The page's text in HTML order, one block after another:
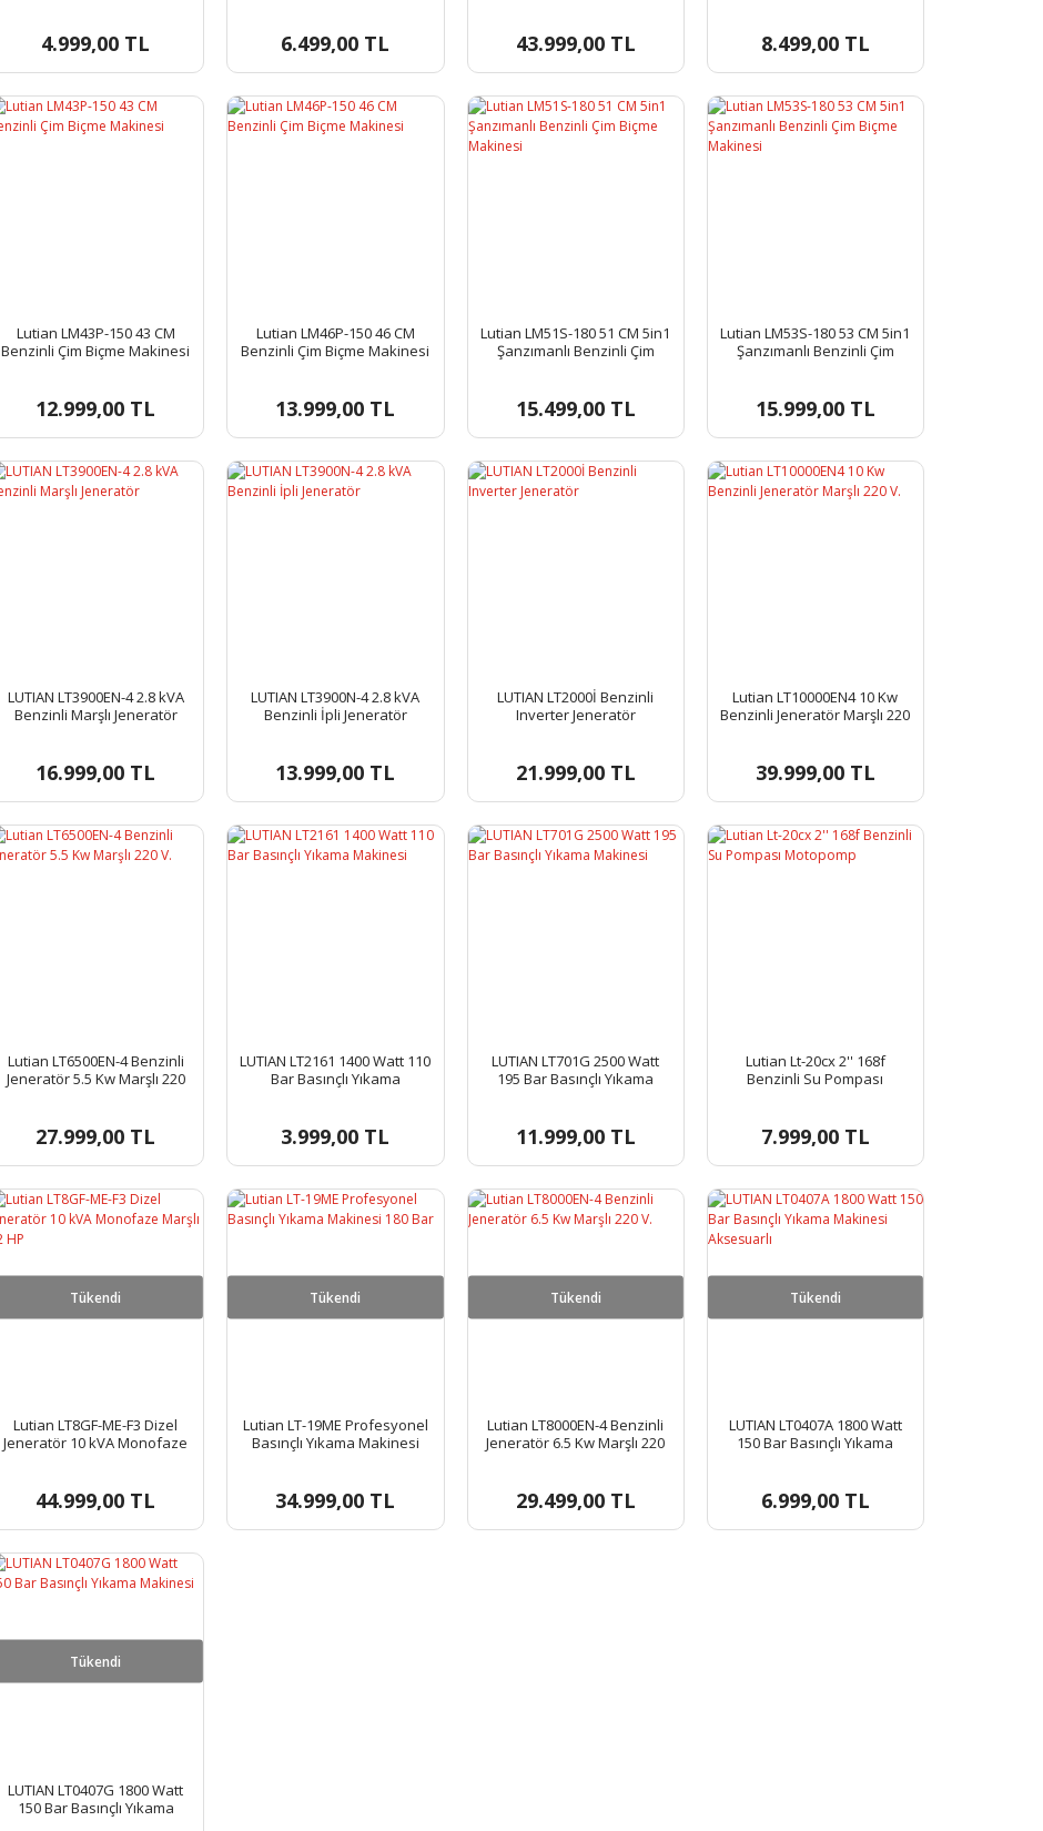
4.999,00 TL 6.499,00 TL 43.999,00 TL 8.499,00 TL
Lutian LM43P-150 43 CM
Benzinli Çim Biçme Makinesi
12.999,00 TL
Lutian LM46P-150 46 CM
Benzinli Çim Biçme Makinesi
13.999,00 TL
Lutian LM51S-180 51 CM 5in1
Şanzımanlı Benzinli Çim
15.499,00 TL
Lutian LM53S-180 53 CM 5in1
Şanzımanlı Benzinli Çim
15.999,00 TL
LUTIAN LT3900EN-4 2.8 kVA
Benzinli Marşlı Jeneratör
16.999,00 TL
LUTIAN LT3900N-4 2.8 kVA
Benzinli İpli Jeneratör
13.999,00 TL
LUTIAN LT2000İ Benzinli
Inverter Jeneratör
21.999,00 TL
Lutian LT10000EN4 10 Kw
Benzinli Jeneratör Marşlı 220
39.999,00 TL
Lutian LT6500EN-4 Benzinli
Jeneratör 5.5 Kw Marşlı 220
27.999,00 TL
LUTIAN LT2161 1400 Watt 110
Bar Basınçlı Yıkama
3.999,00 TL
LUTIAN LT701G 2500 Watt
195 Bar Basınçlı Yıkama
11.999,00 TL
Lutian Lt-20cx 2'' 168f
Benzinli Su Pompası
7.999,00 TL
Tükendi
Lutian LT8GF-ME-F3 Dizel
Jeneratör 10 kVA Monofaze
44.999,00 TL
Tükendi
Lutian LT-19ME Profesyonel
Basınçlı Yıkama Makinesi
34.999,00 TL
Tükendi
Lutian LT8000EN-4 Benzinli
Jeneratör 6.5 Kw Marşlı 220
29.499,00 TL
Tükendi
LUTIAN LT0407A 1800 Watt
150 Bar Basınçlı Yıkama
6.999,00 TL
Tükendi
LUTIAN LT0407G 1800 Watt
150 Bar Basınçlı Yıkama